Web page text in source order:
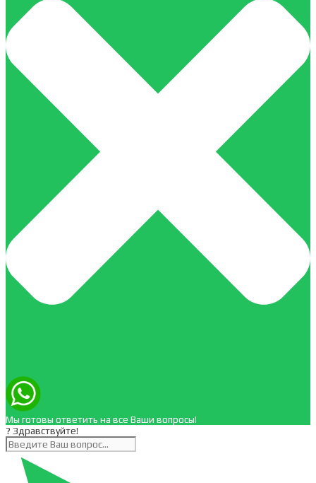
Мы готовы ответить на все Ваши вопросы!
? Здравствуйте!